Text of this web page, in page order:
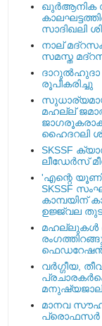
ഖുര്‍ആനിക
സാദിഖലി
നാല്
സമസ്ത
രൂപീകരിച്ചു
മഹല്ല്
ഹൈദറലി
SKSSF
ലീഡേർസ്
'എന്റെ
SKSSF
കാമ്പയിന്
ഉജ്ജ്വല
മഹല്ലുകള്‍
വര്‍ഗ്ഗീയ,
മാനവ
പ്രൊഫസർ